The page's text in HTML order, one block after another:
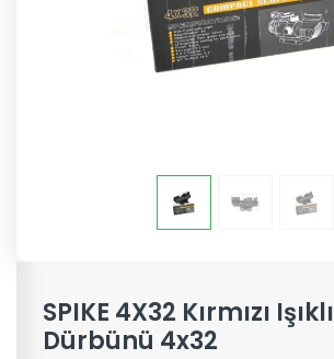
SPIKE 4X32 Kırmızı Işıklı
Dürbünü 4x32